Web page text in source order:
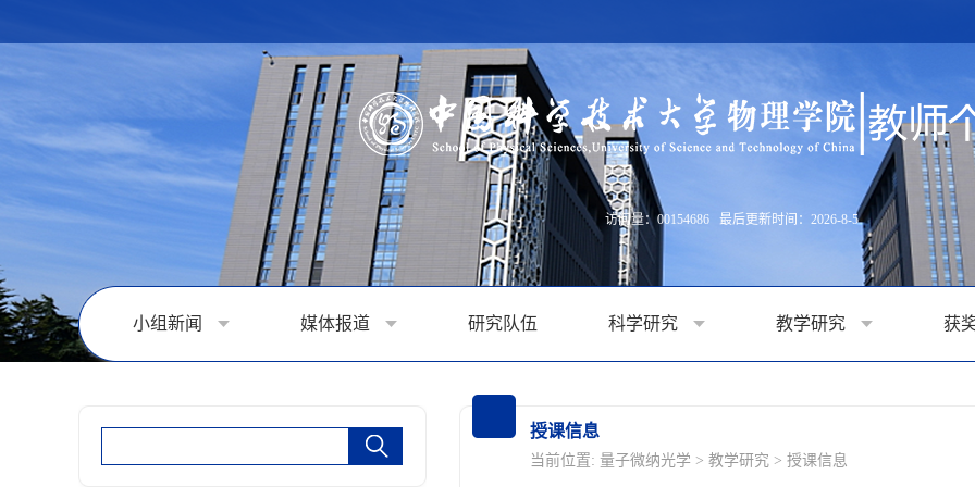
访问量： 00154686 最后更新时间： 2026-8-5
小组新闻 媒体报道 研究队伍 科学研究 教学研究 获
授课信息
当前位置: 量子微纳光学 > 教学研究 > 授课信息